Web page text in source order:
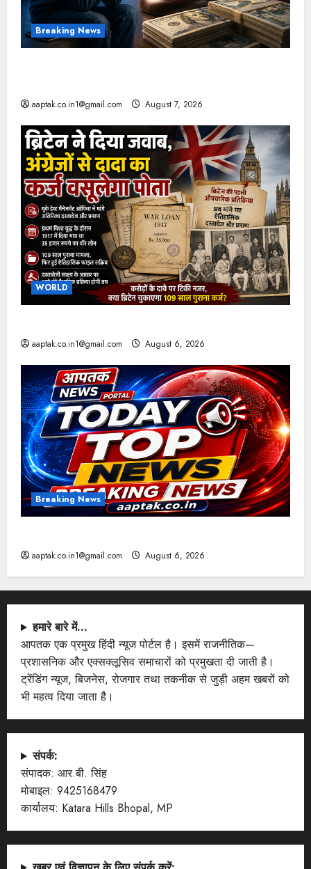
Breaking News
aaptak.co.in1@gmail.com August 7, 2026
WORLD
aaptak.co.in1@gmail.com August 6, 2026
Breaking News
aaptak.co.in1@gmail.com August 6, 2026
हमारे बारे में…
आपतक एक प्रमुख हिंदी न्यूज पोर्टल है। इसमें राजनीतिक—
प्रशासनिक और एक्सक्लूसिव समाचारों को प्रमुखता दी जाती है।
ट्रेंडिंग न्यूज, बिजनेस, रोजगार तथा तकनीक से जुड़ी अहम खबरों को
भी महत्व दिया जाता है।
संपर्क:
संपादक: आर.बी. सिंह
मोबाइल: 9425168479
कार्यालय: Katara Hills Bhopal, MP